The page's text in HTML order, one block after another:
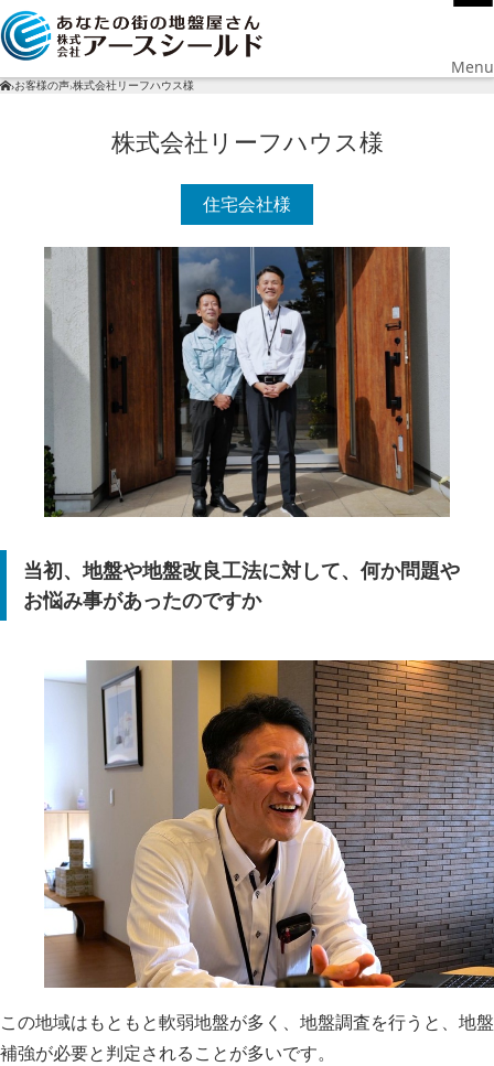
Menu
›お客様の声›株式会社リーフハウス様
株式会社リーフハウス様
住宅会社様
当初、地盤や地盤改良工法に対して、何か問題や
お悩み事があったのですか
この地域はもともと軟弱地盤が多く、地盤調査を行うと、地盤
補強が必要と判定されることが多いです。